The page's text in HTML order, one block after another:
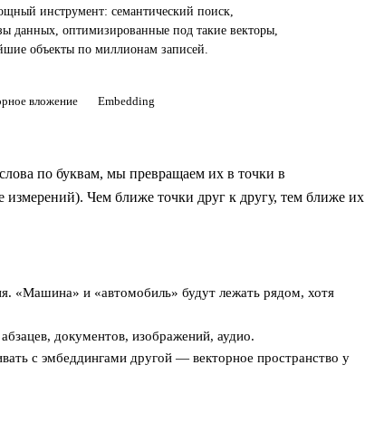
инструмент: семантический поиск,
данных, оптимизированные под такие векторы,
объекты по миллионам записей.
вложение Embedding
по буквам, мы превращаем их в точки в
Чем ближе точки друг к другу, тем ближе их
«Машина» и «автомобиль» будут лежать рядом, хотя
документов, изображений, аудио.
с эмбеддингами другой — векторное пространство у